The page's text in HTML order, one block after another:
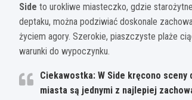
Side to urokliwe miasteczko, gdzie
deptaku, można podziwiać doskonale
życiem agory. Szerokie, piaszczyste plaże
warunki do wypoczynku.
Ciekawostka: W Side kręcono
miasta są jednymi z najlepiej